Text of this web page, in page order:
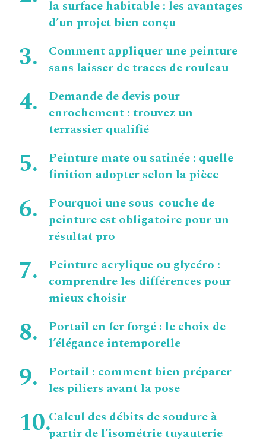
la surface habitable : les avantages
d’un projet bien conçu
Comment appliquer une peinture
sans laisser de traces de rouleau
Demande de devis pour
enrochement : trouvez un
terrassier qualifié
Peinture mate ou satinée : quelle
finition adopter selon la pièce
Pourquoi une sous-couche de
peinture est obligatoire pour un
résultat pro
Peinture acrylique ou glycéro :
comprendre les différences pour
mieux choisir
Portail en fer forgé : le choix de
l’élégance intemporelle
Portail : comment bien préparer
les piliers avant la pose
Calcul des débits de soudure à
partir de l’isométrie tuyauterie